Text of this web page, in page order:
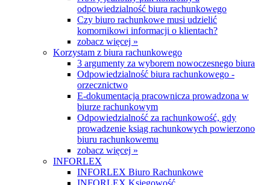
odpowiedzialność biura rachunkowego
Czy biuro rachunkowe musi udzielić
komornikowi informacji o klientach?
zobacz więcej »
Korzystam z biura rachunkowego
3 argumenty za wyborem nowoczesnego biura
Odpowiedzialność biura rachunkowego -
orzecznictwo
E-dokumentacja pracownicza prowadzona w
biurze rachunkowym
Odpowiedzialność za rachunkowość, gdy
prowadzenie ksiąg rachunkowych powierzono
biuru rachunkowemu
zobacz więcej »
INFORLEX
INFORLEX Biuro Rachunkowe
INFORLEX Księgowość